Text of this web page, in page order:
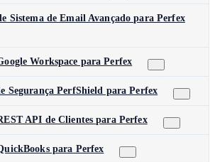
Sistema de Email Avançado para Perfex
Workspace para Perfex
Segurança PerfShield para Perfex
API de Clientes para Perfex
para Perfex